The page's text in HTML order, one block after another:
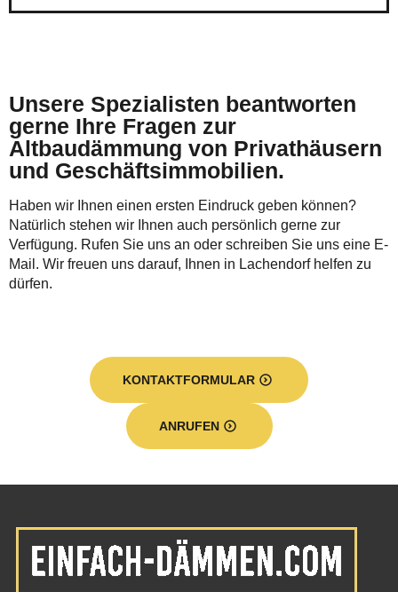
Unsere Spezialisten beantworten
gerne Ihre Fragen zur
Altbaudämmung von Privathäusern
und Geschäftsimmobilien.
Haben wir Ihnen einen ersten Eindruck geben können?
Natürlich stehen wir Ihnen auch persönlich gerne zur
Verfügung. Rufen Sie uns an oder schreiben Sie uns eine E-
Mail. Wir freuen uns darauf, Ihnen in Lachendorf helfen zu
dürfen.
KONTAKTFORMULAR
ANRUFEN